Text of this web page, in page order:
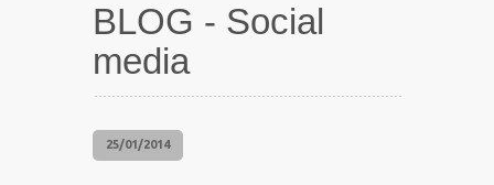
BLOG - Social
media
25/01/2014